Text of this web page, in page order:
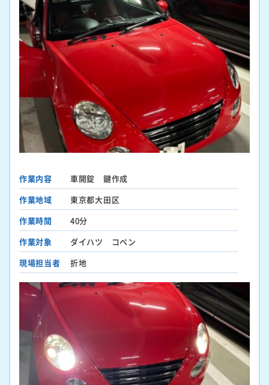
作業内容
車開錠 鍵作成
作業地域
東京都大田区
作業時間
40分
作業対象
ダイハツ コペン
現場担当者
折地